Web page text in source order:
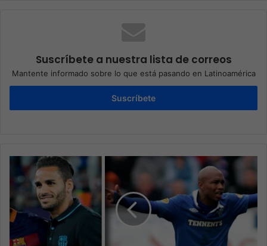
Suscríbete a nuestra lista de correos
Mantente informado sobre lo que está pasando en Latinoamérica
Suscríbete